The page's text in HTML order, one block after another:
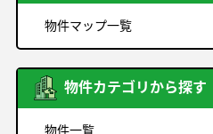
物件マップ一覧
物件カテゴリから探す
物件一覧